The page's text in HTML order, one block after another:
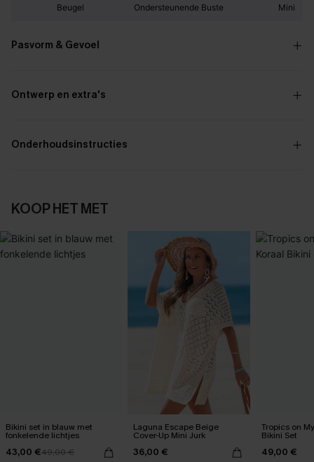
Beugel Ondersteunende Buste Mini
Pasvorm & Gevoel
Ontwerp en extra's
Onderhoudsinstructies
KOOP HET MET
Bikini set in blauw met
fonkelende lichtjes
43,00 €49,00 €
Laguna Escape Beige
Cover-Up Mini Jurk
36,00 €
Tropics on
Bikini Set
49,00 €